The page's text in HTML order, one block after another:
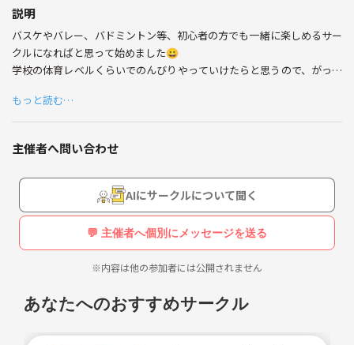
説明
バスケやバレー、バドミントン等、初心者の方でも一緒に楽しめるサー
クルになればと思って始めました😀
学校の体育レベルくらいでのんびりやっていけたらと思うので、がっつ
す(^^)
週1〜2でいろんなスポーツしているので興味があれば連絡ください💡
もっと読む…
主催者へ問い合わせ
AIにサークルについて聞く
💬 主催者へ個別にメッセージを送る
※内容は他の参加者には公開されません
あなたへのおすすめサークル